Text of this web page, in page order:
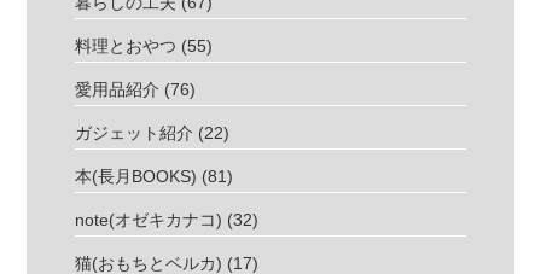
料理とおやつ (55)
愛用品紹介 (76)
ガジェット紹介 (22)
本(長月BOOKS) (81)
note(オゼキカナコ) (32)
猫(おもちとベルカ) (17)